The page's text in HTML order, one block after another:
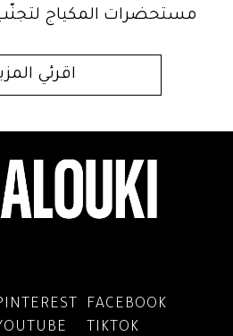
مستحضرات المكياج لتجنّب
اقرئي
FACEBOOK
TIKTOK